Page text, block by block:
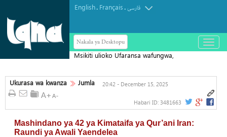
English. Français.فارسی
Nakala ya Desktopu
باز
و
Msikiti ulioko Ufaransa wafungwa,
Ukurasa wa kwanza
Jumla 20:42 - December 15, 2025
Habari ID: 3481663
Mashindano ya 42 ya Kimataifa ya Qur’ani Iran:
Raundi ya Awali Yaendelea